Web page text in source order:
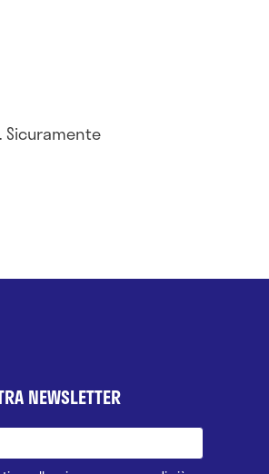
Sicuramente
NEWSLETTER